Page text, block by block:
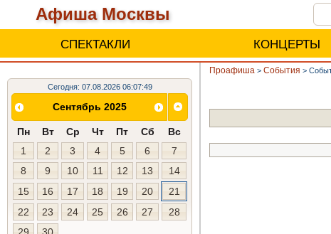
Афиша Москвы
СПЕКТАКЛИ КОНЦЕРТЫ
Сегодня: 07.08.2026 06:07:49
Сентябрь 2025
Пн Вт Ср Чт Пт Сб
Вс
1
2 3 4 5 6
7
8
9 10 11 12 13
14
15
16 17 18 19 20
21
22
23 24 25 26 27
28
Проафиша > События >